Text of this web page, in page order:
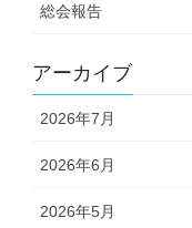
総会報告
アーカイブ
2026年7月
2026年6月
2026年5月